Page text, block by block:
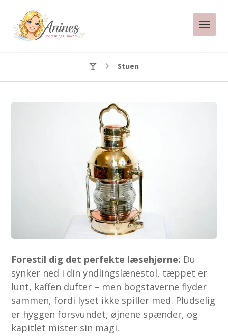
Stuen
Forestil dig det perfekte læsehjørne: Du
synker ned i din yndlingslænestol, tæppet er
lunt, kaffen dufter – men bogstaverne flyder
sammen, fordi lyset ikke spiller med. Pludselig
er hyggen forsvundet, øjnene spænder, og
kapitlet mister sin magi.